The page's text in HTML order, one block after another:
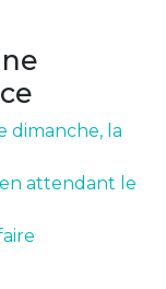
dimanche, la
attendant le